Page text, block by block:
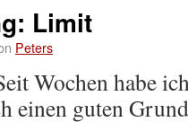
Limit
Peters
Wochen habe
einen guten